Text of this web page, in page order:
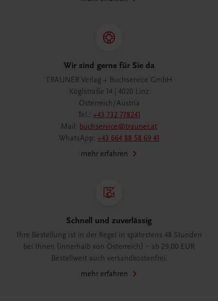
Wir sind gerne für Sie da
TRAUNER Verlag + Buchservice GmbH
Köglstraße 14 | 4020 Linz
Österreich/Austria
Tel.: +43 732 778241
Mail: buchservice@trauner.at
WhatsApp: +43 664 88 58 69 41
mehr erfahren
Schnell und zuverlässig
Ihre Bestellung ist in der Regel in spätestens 48 Stunden
bei Ihnen (innerhalb von Österreich) – ab 29,00 EUR
Bestellwert auch versandkostenfrei.
mehr erfahren